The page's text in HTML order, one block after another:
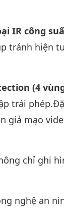
IR công
tránh hiện
(4
trái
giả mạo
chỉ ghi
nghệ an